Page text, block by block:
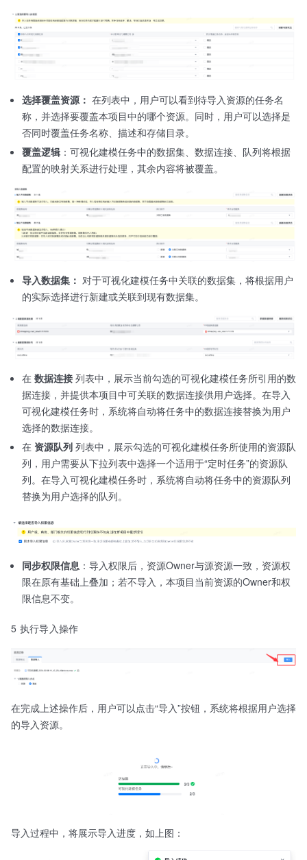
选择覆盖资源： 在列表中，用户可以看到待导入资源的任务名
称，并选择要覆盖本项目中的哪个资源。同时，用户可以选择是
否同时覆盖任务名称、描述和存储目录。
覆盖逻辑 ：可视化建模任务中的数据集、数据连接、队列将根据
配置的映射关系进行处理，其余内容将被覆盖。
导入数据集： 对于可视化建模任务中关联的数据集，将根据用户
的实际选择进行新建或关联到现有数据集。
在 数据连接 列表中，展示当前勾选的可视化建模任务所引用的数
据连接，并提供本项目中可关联的数据连接供用户选择。在导入
可视化建模任务时，系统将自动将任务中的数据连接替换为用户
选择的数据连接。
在 资源队列 列表中，展示勾选的可视化建模任务所使用的资源队
列，用户需要从下拉列表中选择一个适用于“定时任务”的资源队
列。在导入可视化建模任务时，系统将自动将任务中的资源队列
替换为用户选择的队列。
同步权限信息 ：导入权限后，资源Owner与源资源一致，资源权
限在原有基础上叠加；若不导入，本项目当前资源的Owner和权
限信息不变。
5 执行导入操作
在完成上述操作后，用户可以点击“导入”按钮，系统将根据用户选择
的导入资源。
导入过程中，将展示导入进度，如上图：